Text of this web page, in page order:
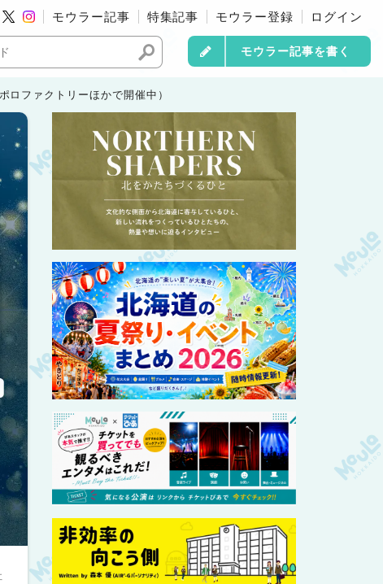
モウラー記事 特集記事 モウラー登録 ログイン
モウラー記事を書く
ロファクトリーほかで開催中）